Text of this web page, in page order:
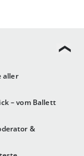
aller
– vom Ballett
&